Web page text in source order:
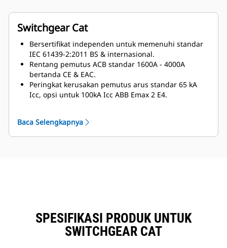
Switchgear Cat
Bersertifikat independen untuk memenuhi standar
IEC 61439-2:2011 BS & internasional.
Rentang pemutus ACB standar 1600A - 4000A
bertanda CE & EAC.
Peringkat kerusakan pemutus arus standar 65 kA
Icc, opsi untuk 100kA Icc ABB Emax 2 E4.
Kenaikan temperatur standar bersertifikasi dan
teruji.
sehingga sistem dapat dikonfigurasi secara penuh.
Mudah diperluas dan ditingkatkan.
HDHC Tembaga:
Baca Selengkapnya
SPESIFIKASI PRODUK UNTUK
SWITCHGEAR CAT